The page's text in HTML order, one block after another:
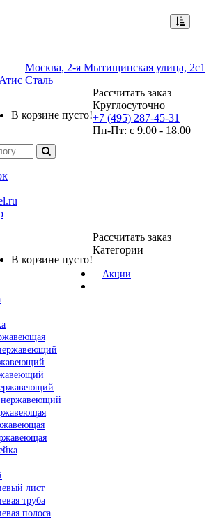
Москва, 2-я Мытищинская улица, 2с1
В корзине пусто!
Рассчитать заказ
Круглосуточно
+7 (495) 287-45-31
Пн-Пт: с 9.00 - 18.00
В корзине пусто!
Рассчитать заказ
Категории
Акции
лист
труба
полоса